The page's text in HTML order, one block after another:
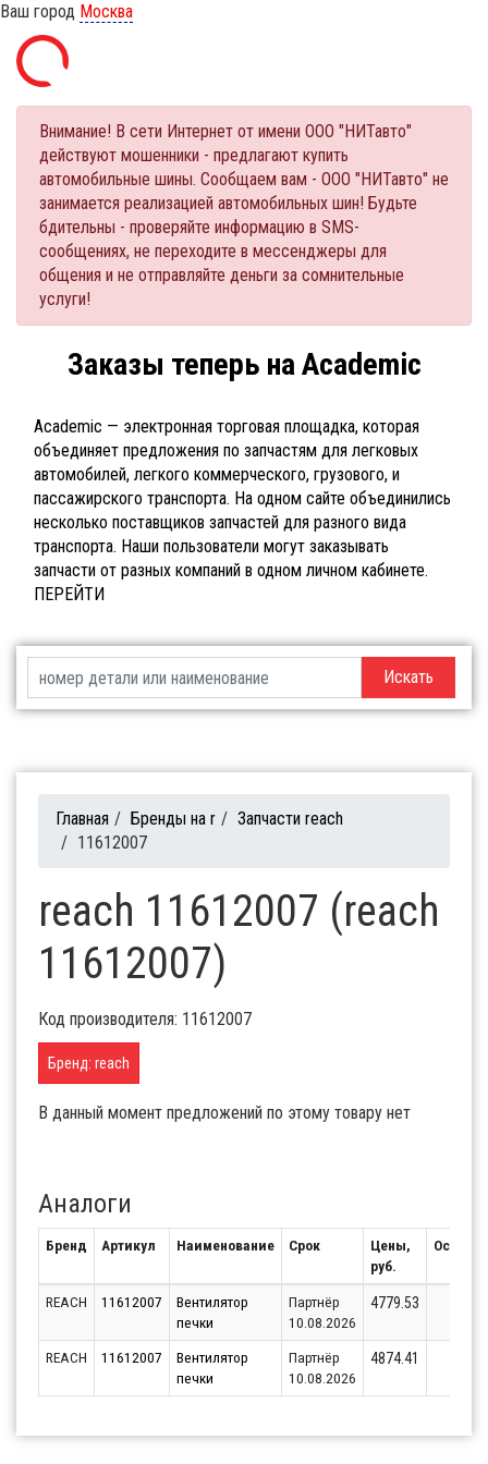
Ваш город Москва
Внимание! В сети Интернет от имени ООО "НИТавто"
действуют мошенники - предлагают купить
автомобильные шины. Сообщаем вам - ООО "НИТавто" не
занимается реализацией автомобильных шин! Будьте
бдительны - проверяйте информацию в SMS-
сообщениях, не переходите в мессенджеры для
общения и не отправляйте деньги за сомнительные
услуги!
Заказы теперь на Academic
Academic — электронная торговая площадка, которая
объединяет предложения по запчастям для легковых
автомобилей, легкого коммерческого, грузового, и
пассажирского транспорта. На одном сайте объединились
несколько поставщиков запчастей для разного вида
транспорта. Наши пользователи могут заказывать
запчасти от разных компаний в одном личном кабинете.
ПЕРЕЙТИ
Искать
Главная / Бренды на r / Запчасти reach
/ 11612007
reach 11612007 (reach
11612007)
Код производителя: 11612007
Бренд: reach
В данный момент предложений по этому товару нет
Аналоги
Бренд Артикул Наименование Срок
Цены,
руб.
Остаток
REACH 11612007
Вентилятор
печки
Партнёр
10.08.2026
4779.53
REACH 11612007
Вентилятор
печки
Партнёр
10.08.2026
4874.41